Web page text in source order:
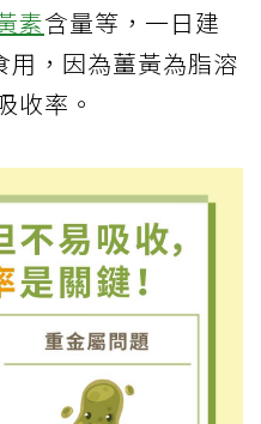
素含量等，一日建
，因為薑黃為脂溶
收率。